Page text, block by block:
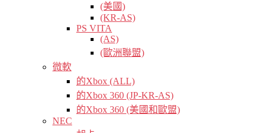
(美國)
(KR-AS)
PS VITA
(AS)
(歐洲聯盟)
微軟
的Xbox (ALL)
的Xbox 360 (JP-KR-AS)
的Xbox 360 (美國和歐盟)
NEC